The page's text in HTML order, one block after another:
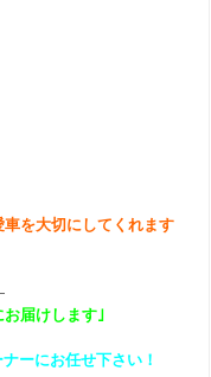
を大切にしてくれます
届けします｣
ーにお任せ下さい！